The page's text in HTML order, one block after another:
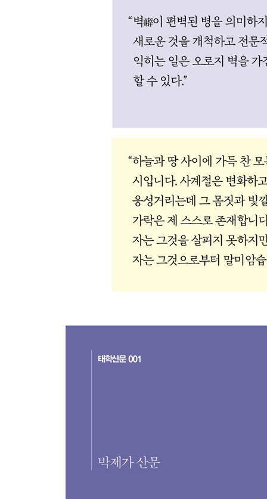
5부 이 땅에 수레를 보급하라 ― 현실 진단과 개혁
공주로 떠나는 이정재를 보내며
낙향하는 원중거를 보내며
『발해고』 서문
『북학의』 자서(自序)
『북학의』를 임금님께 올리며
병오년 정월에 올린 소회
동해 바다에서 물고기를 잡고
해설: 박제가 산문론 ― 안대회